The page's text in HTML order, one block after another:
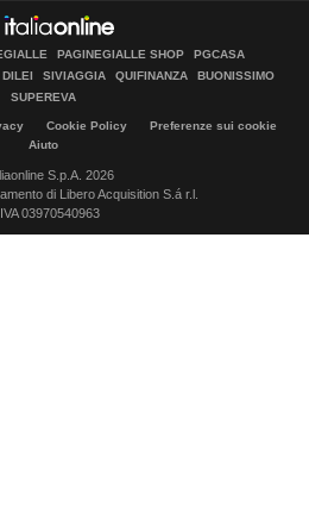
PAGINEGIALLE SHOP
PGCASA
DILEI SIVIAGGIA QUIFINANZA
BUONISSIMO
SUPEREVA
Cookie Policy
Preferenze sui cookie
Aiuto
S.p.A. 2026
di Libero Acquisition S.á r.l.
03970540963